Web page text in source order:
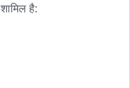
है: